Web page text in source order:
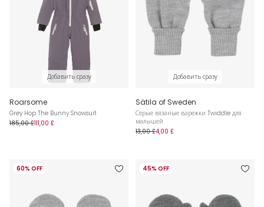
Добавить сразу
Roarsome
Grey Hop The Bunny Snowsuit
185,00 £111,00 £
Добавить сразу
Sätila of Sweden
Серые вязаные варежки Twiddle для
малышей
13,00 £4,00 £
60% OFF 45% OFF